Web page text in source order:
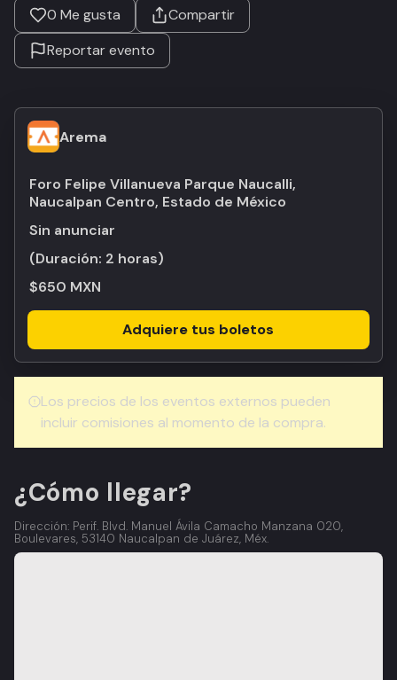
0 Me gusta
Compartir
Reportar evento
Arema
Foro Felipe Villanueva Parque Naucalli,
Naucalpan Centro, Estado de México
Sin anunciar
(Duración: 2 horas)
$650 MXN
Adquiere tus boletos
Los precios de los eventos externos pueden
incluir comisiones al momento de la compra.
¿Cómo llegar?
Dirección: Perif. Blvd. Manuel Ávila Camacho Manzana 020,
Boulevares, 53140 Naucalpan de Juárez, Méx.